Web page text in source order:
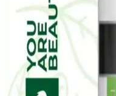
EDLIKE'in saf yağlar ve el
sabunu, cildi nazikçe
ciltlere uygun, doğal içerikli
sağlığını destekler.
W-Lab Kozmetik
CC Krem Seti:
Çözüm